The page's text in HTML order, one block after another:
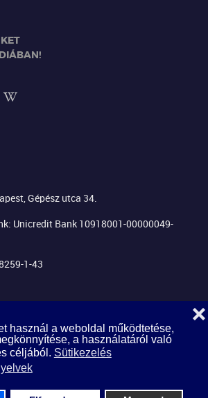
használ a weboldal működtetése,
a használatáról való
céljából. Sütikezelés
❌
Gépész utca 34.
Unicredit Bank 10918001-00000049-
1-43